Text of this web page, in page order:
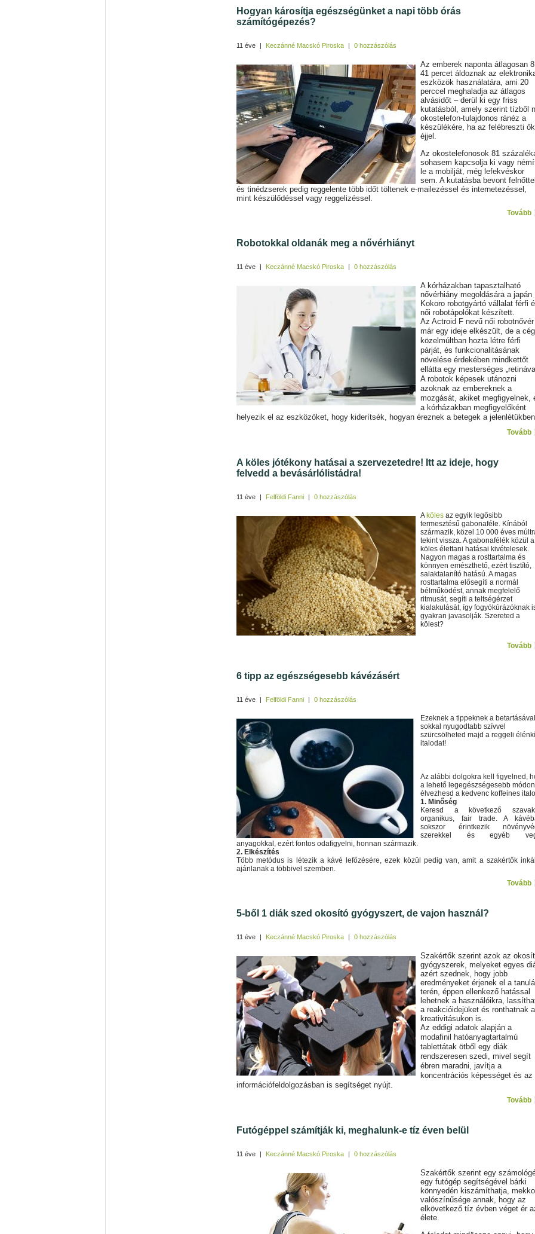
Hogyan károsítja egészségünket a napi több órás
számítógépezés?
11 éve | Keczánné Macskó Piroska | 0 hozzászólás
Az emberek naponta átlagosan
41 percet áldoznak az
eszközök használatára, ami 20
perccel meghaladja az átlagos
alvásidőt – derül ki egy friss
kutatásból, amely szerint tízből
okostelefon-tulajdonos ránéz a
készülékére, ha az felébreszti
éjjel.
Az okostelefonosok 81
sohasem kapcsolja ki vagy
le a mobilját, még lefekvéskor
sem. A kutatásba bevont
és tinédzserek pedig reggelente több időt töltenek e-mailezéssel és internetezéssel,
mint készülődéssel vagy reggelizéssel.
Tovább
Robotokkal oldanák meg a nővérhiányt
11 éve | Keczánné Macskó Piroska | 0 hozzászólás
A kórházakban tapasztalható
nővérhiány megoldására a japán
Kokoro robotgyártó vállalat férfi
női robotápolókat készített.
Az Actroid F nevű női robotnővér
már egy ideje elkészült, de a
közelmúltban hozta létre férfi
párját, és funkcionalitásának
növelése érdekében mindkettőt
ellátta egy mesterséges
A robotok képesek utánozni
azoknak az embereknek a
mozgását, akiket megfigyelnek,
a kórházakban megfigyelőként
helyezik el az eszközöket, hogy kiderítsék, hogyan éreznek a betegek a
Tovább
A köles jótékony hatásai a szervezetedre! Itt az ideje, hogy
felvedd a bevásárlólistádra!
11 éve | Felföldi Fanni | 0 hozzászólás
A köles az egyik legősibb
termesztésű gabonaféle. Kínából
származik, közel 10 000 éves
tekint vissza. A gabonafélék közül a
köles élettani hatásai kivételesek.
Nagyon magas a rosttartalma és
könnyen emészthető, ezért tisztító,
salaktalanító hatású. A magas
rosttartalma elősegíti a normál
bélműködést, annak megfelelő
ritmusát, segíti a teltségérzet
kialakulását, így fogyókúrázóknak
gyakran javasolják. Szereted a
kölest?
Tovább
6 tipp az egészségesebb kávézásért
11 éve | Felföldi Fanni | 0 hozzászólás
Ezeknek a tippeknek a betartásával
sokkal nyugodtabb szívvel
szürcsölheted majd a reggeli
italodat!
Az alábbi dolgokra kell figyelned,
a lehető legegészségesebb módon
élvezhesd a kedvenc koffeines
1. Minőség
Keresd a következő
organikus, fair trade. A
sokszor érintkezik
szerekkel és egyéb
anyagokkal, ezért fontos odafigyelni, honnan származik.
2. Elkészítés
Több metódus is létezik a kávé lefőzésére, ezek közül pedig van, amit a szakértők
ajánlanak a többivel szemben.
Tovább
5-ből 1 diák szed okosító gyógyszert, de vajon használ?
11 éve | Keczánné Macskó Piroska | 0 hozzászólás
Szakértők szerint azok az
gyógyszerek, melyeket egyes
azért szednek, hogy jobb
eredményeket érjenek el a
terén, éppen ellenkező hatással
lehetnek a használóikra,
a reakcióidejüket és ronthatnak a
kreativitásukon is.
Az eddigi adatok alapján a
modafinil hatóanyagtartalmú
tablettátak ötből egy diák
rendszeresen szedi, mivel segít
ébren maradni, javítja a
koncentrációs képességet és az
információfeldolgozásban is segítséget nyújt.
Tovább
Futógéppel számítják ki, meghalunk-e tíz éven belül
11 éve | Keczánné Macskó Piroska | 0 hozzászólás
Szakértők szerint egy
egy futógép segítségével bárki
könnyedén kiszámíthatja,
valószínűsége annak, hogy az
elkövetkező tíz évben véget ér
élete.